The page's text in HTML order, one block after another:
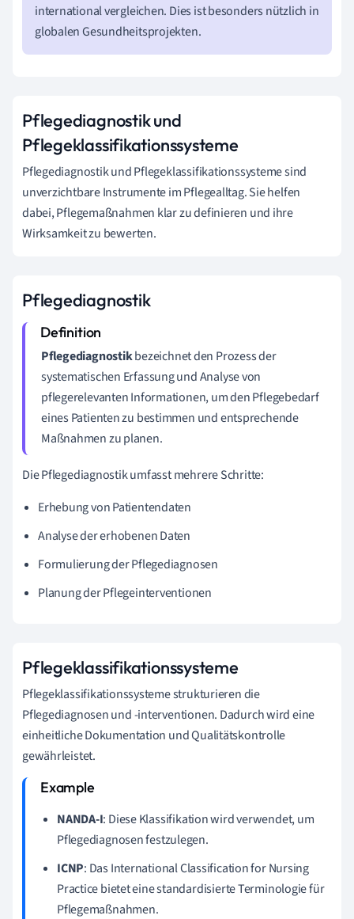
international vergleichen. Dies ist besonders nützlich in
globalen Gesundheitsprojekten.
Pflegediagnostik und
Pflegeklassifikationssysteme
Pflegediagnostik und Pflegeklassifikationssysteme sind
unverzichtbare Instrumente im Pflegealltag. Sie helfen
dabei, Pflegemaßnahmen klar zu definieren und ihre
Wirksamkeit zu bewerten.
Pflegediagnostik
Pflegediagnostikbezeichnet den Prozess der
systematischen Erfassung und Analyse von
pflegerelevanten Informationen, um den Pflegebedarf
eines Patienten zu bestimmen und entsprechende
Maßnahmen zu planen.
Die Pflegediagnostik umfasst mehrere Schritte:
Erhebung von Patientendaten
Analyse der erhobenen Daten
Formulierung der Pflegediagnosen
Planung der Pflegeinterventionen
Pflegeklassifikationssysteme
Pflegeklassifikationssysteme strukturieren die
Pflegediagnosen und -interventionen. Dadurch wird eine
einheitliche Dokumentation und Qualitätskontrolle
gewährleistet.
NANDA-I: Diese Klassifikation wird verwendet, um
Pflegediagnosen festzulegen.
ICNP: Das International Classification for Nursing
Practice bietet eine standardisierte Terminologie für
Pflegemaßnahmen.